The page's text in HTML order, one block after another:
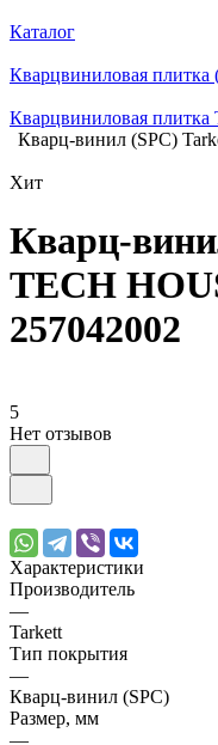
Каталог
Кварцвиниловая плитка
Кварцвиниловая плитка
Кварц-винил (SPC)
Хит
Кварц-
TECH
257042002
5
Нет отзывов
Характеристики
Производитель
—
Tarkett
Тип покрытия
—
Кварц-винил (SPC)
Размер, мм
—